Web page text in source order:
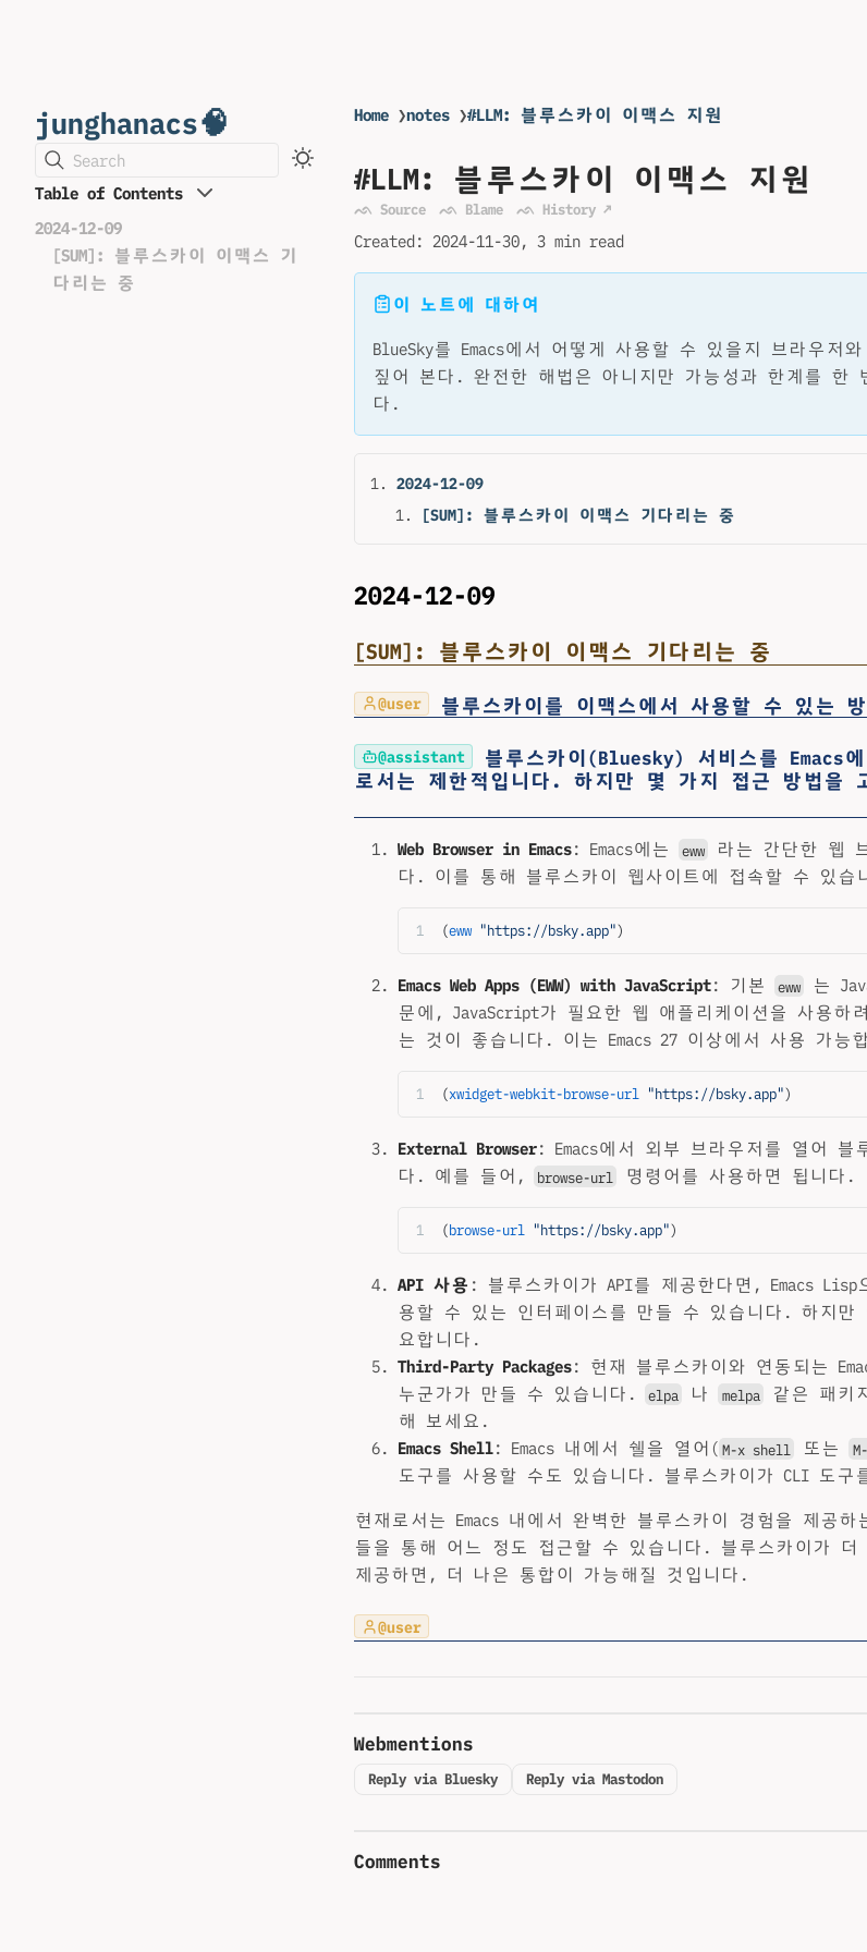
junghanacs🧠
Search
Table of Contents
2024-12-09
[SUM]: 블루스카이 이맥스 기
다리는 중
Home ❯notes ❯#LLM: 블루스카이 이맥스 지원
#LLM: 블루스카이 이맥스 지원
ᨒ Source ᨒ Blame ᨒ History ↗
Created: 2024-11-30 3 min read
이 노트에 대하여
BlueSky를 Emacs에서 어떻게 사용할 수 있을지 브라우저
짚어 본다. 완전한 해법은 아니지만 가능성과 한계를 한
다.
2024-12-09
[SUM]: 블루스카이 이맥스 기다리는 중
2024-12-09
[SUM]: 블루스카이 이맥스 기다리는 중
@user 블루스카이를 이맥스에서 사용할 수 있는
@assistant
블루스카이(Bluesky) 서비스를 Emacs
로서는 제한적입니다. 하지만 몇 가지 접근 방법을
Web Browser in Emacs: Emacs에는 eww
라는 간단한 웹
다. 이를 통해 블루스카이 웹사이트에 접속할 수 있습
(eww "https://bsky.app")
Emacs Web Apps (EWW) with JavaScript: 기본 eww
는
문에, JavaScript가 필요한 웹 애플리케이션을 사용하
는 것이 좋습니다. 이는 Emacs 27 이상에서 사용 가능
(xwidget-webkit-browse-url "https://bsky.app")
External Browser: Emacs에서 외부 브라우저를 열어 블
다. 예를 들어,
browse-url 명령어를 사용하면 됩니다.
(browse-url "https://bsky.app")
API 사용 : 블루스카이가 API를 제공한다면, Emacs
용할 수 있는 인터페이스를 만들 수 있습니다. 하지만
요합니다.
Third-Party Packages: 현재 블루스카이와 연동되는
누군가가 만들 수 있습니다.
elpa 나 melpa
같은 패키
해 보세요.
Emacs Shell: Emacs 내에서 쉘을 열어( M-x shell 또는
도구를 사용할 수도 있습니다. 블루스카이가 CLI 도구
현재로서는 Emacs 내에서 완벽한 블루스카이 경험을 제공
들을 통해 어느 정도 접근할 수 있습니다. 블루스카이가 더
제공하면, 더 나은 통합이 가능해질 것입니다.
@user
Webmentions
Reply via Bluesky Reply via Mastodon
Comments